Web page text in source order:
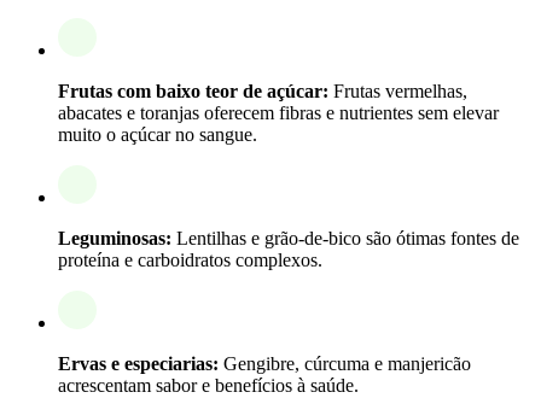
Frutas com baixo teor de açúcar: Frutas vermelhas,
abacates e toranjas oferecem fibras e nutrientes sem elevar
muito o açúcar no sangue.
Leguminosas: Lentilhas e grão-de-bico são ótimas fontes de
proteína e carboidratos complexos.
Ervas e especiarias: Gengibre, cúrcuma e manjericão
acrescentam sabor e benefícios à saúde.